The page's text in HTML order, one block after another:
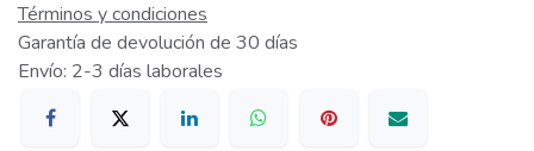
Términos y condiciones
Garantía de devolución de 30 días
Envío: 2-3 días laborales